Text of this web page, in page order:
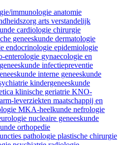
immunologie anatomie
arts verstandelijk
cardiologie chirurgie
geneeskunde dermatologie
endocrinologie epidemiologie
enterologie gynaecologie en
infectiepreventie
interne geneeskunde
kindergeneeskunde
klinische geriatrie KNO-
leverziekten maatschappij en
MKA-heelkunde nefrologie
nucleaire geneeskunde
orthopedie
pathologie plastische chirurgie